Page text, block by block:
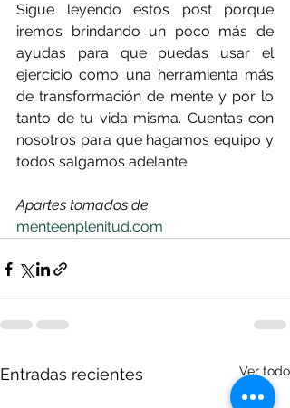
Sigue leyendo estos post porque
iremos brindando un poco más de
ayudas para que puedas usar el
ejercicio como una herramienta más
de transformación de mente y por lo
tanto de tu vida misma. Cuentas con
nosotros para que hagamos equipo y
todos salgamos adelante.
Apartes tomados de
menteenplenitud.com
Entradas recientes Ver todo